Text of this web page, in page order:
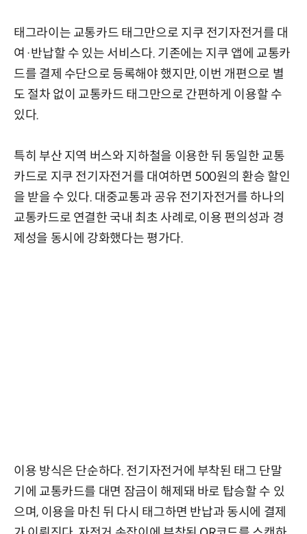
태그라이는 교통카드 태그만으로 지쿠 전기자전거를 대
여·반납할 수 있는 서비스다. 기존에는 지쿠 앱에 교통카
드를 결제 수단으로 등록해야 했지만, 이번 개편으로 별
도 절차 없이 교통카드 태그만으로 간편하게 이용할 수
있다.
특히 부산 지역 버스와 지하철을 이용한 뒤 동일한 교통
카드로 지쿠 전기자전거를 대여하면 500원의 환승 할인
을 받을 수 있다. 대중교통과 공유 전기자전거를 하나의
교통카드로 연결한 국내 최초 사례로, 이용 편의성과 경
제성을 동시에 강화했다는 평가다.
이용 방식은 단순하다. 전기자전거에 부착된 태그 단말
기에 교통카드를 대면 잠금이 해제돼 바로 탑승할 수 있
으며, 이용을 마친 뒤 다시 태그하면 반납과 동시에 결제